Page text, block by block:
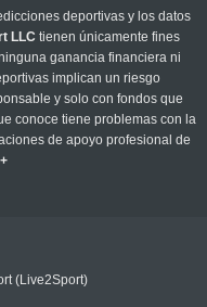
deportivas y los datos
LLC tienen únicamente fines
ganancia financiera ni
implican un riesgo
y solo con fondos que
conoce tiene problemas con la
de apoyo profesional de
(Live2Sport)